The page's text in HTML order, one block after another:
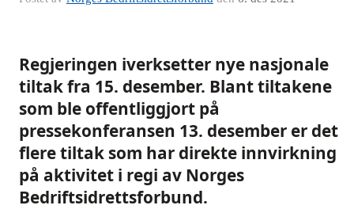
Regjeringen iverksetter nye nasjonale
tiltak fra 15. desember. Blant tiltakene
som ble offentliggjort på
pressekonferansen 13. desember er det
flere tiltak som har direkte innvirkning
på aktivitet i regi av Norges
Bedriftsidrettsforbund.